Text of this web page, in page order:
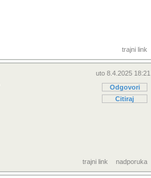
trajni link
uto 8.4.2025 18:21
Odgovori
Citiraj
trajni link nadporuka